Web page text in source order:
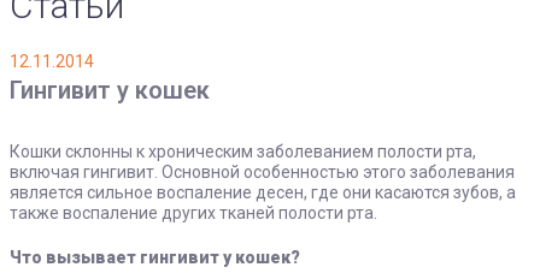
12.11.2014
Гингивит у кошек
Кошки склонны к хроническим заболеванием полости рта,
включая гингивит. Основной особенностью этого заболевания
является сильное воспаление десен, где они касаются зубов, а
также воспаление других тканей полости рта.
Что вызывает гингивит у кошек?